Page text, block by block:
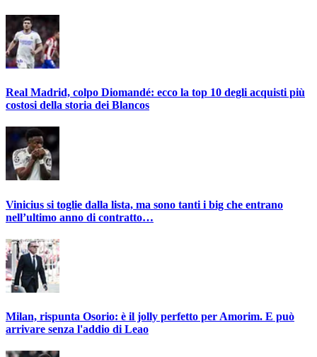
Real Madrid, colpo Diomandé: ecco la top 10 degli acquisti più
costosi della storia dei Blancos
Vinicius si toglie dalla lista, ma sono tanti i big che entrano
nell’ultimo anno di contratto…
Milan, rispunta Osorio: è il jolly perfetto per Amorim. E può
arrivare senza l'addio di Leao